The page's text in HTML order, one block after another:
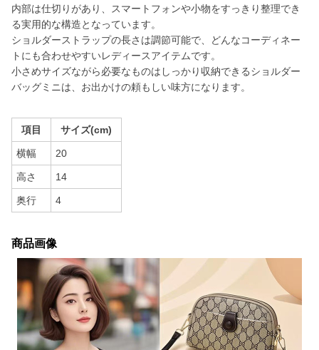
内部は仕切りがあり、スマートフォンや小物をすっきり整理でき
る実用的な構造となっています。
ショルダーストラップの長さは調節可能で、どんなコーディネー
トにも合わせやすいレディースアイテムです。
小さめサイズながら必要なものはしっかり収納できるショルダー
バッグミニは、お出かけの頼もしい味方になります。
項目 サイズ(cm)
横幅 20
高さ 14
奥行 4
商品画像